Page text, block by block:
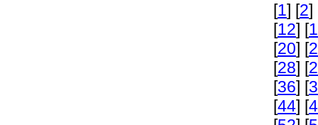
[1] [2]
[12] [
[20] [
[28] [
[36] [
[44] [